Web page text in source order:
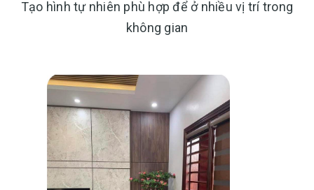
Tạo hình tự nhiên phù hợp để ở nhiều vị trí trong
không gian